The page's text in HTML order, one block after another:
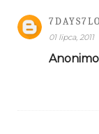
01 lipca, 2011